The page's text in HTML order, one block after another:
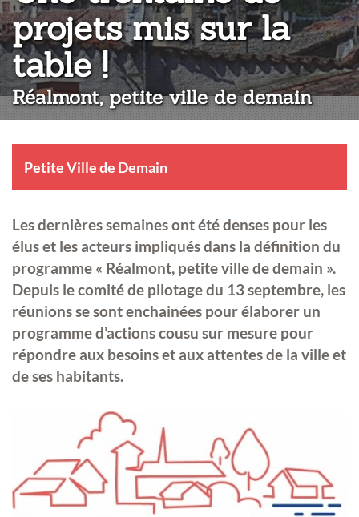
projets mis sur la
table !:
Réalmont, petite ville de demain
Petite Ville de Demain
Les dernières semaines ont été denses pour les
élus et les acteurs impliqués dans la définition du
programme « Réalmont, petite ville de demain ».
Depuis le comité de pilotage du 13 septembre, les
réunions se sont enchainées pour élaborer un
programme d’actions cousu sur mesure pour
répondre aux besoins et aux attentes de la ville et
de ses habitants.